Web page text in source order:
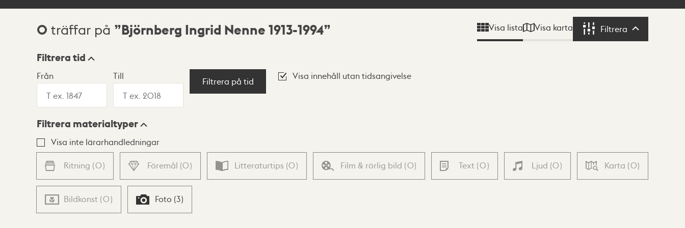
Sökresultat
0 träffar på Björnberg Ingrid Nenne 1913-1994 Visa lista Visa karta Filtrera Filtrera
Visningsläge
Lista Karta
Filtrera tid
Från Till
Filtrera på tid
Visa innehåll utan tidsangivelse
Filtrera materialtyper
Visa inte lärarhandledningar
Ritning (0) Föremål (0) Litteraturtips (0) Film & rörlig bild (0) Text (0) Ljud (0) Karta (0)
Bildkonst (0) Foto (3)